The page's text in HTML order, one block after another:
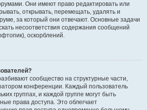
Они имеют право редактировать или
открывать, перемещать, удалять и
за который они отвечают. Основные задачи
несоответствия содержания сообщений
оскорблений.
сообщество на структурные части,
конференции. Каждый пользователь
группах, и каждой группе могут быть
права доступа. Это облегчает